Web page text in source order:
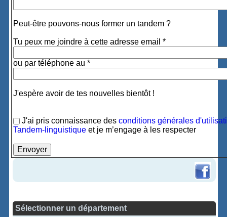
Peut-être pouvons-nous former un tandem ?
Tu peux me joindre à cette adresse email *
ou par téléphone au *
J'espère avoir de tes nouvelles bientôt !
J'ai pris connaissance desconditions générales
Tandem-linguistique et je m’engage à les respecter
Sélectionner un département